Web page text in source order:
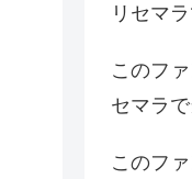
リセマ
このフ
セマラ
このフ